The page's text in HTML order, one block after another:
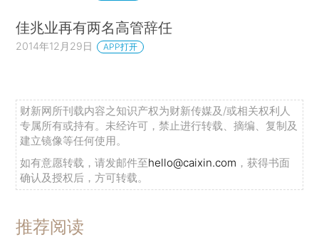
佳兆业再有两名高管辞任
2014年12月29日 APP打开
财新网所刊载内容之知识产权为财新传媒及/或相关权利人
专属所有或持有。未经许可，禁止进行转载、摘编、复制及
建立镜像等任何使用。
如有意愿转载，请发邮件至hello@caixin.com ，获得书面
确认及授权后，方可转载。
推荐阅读